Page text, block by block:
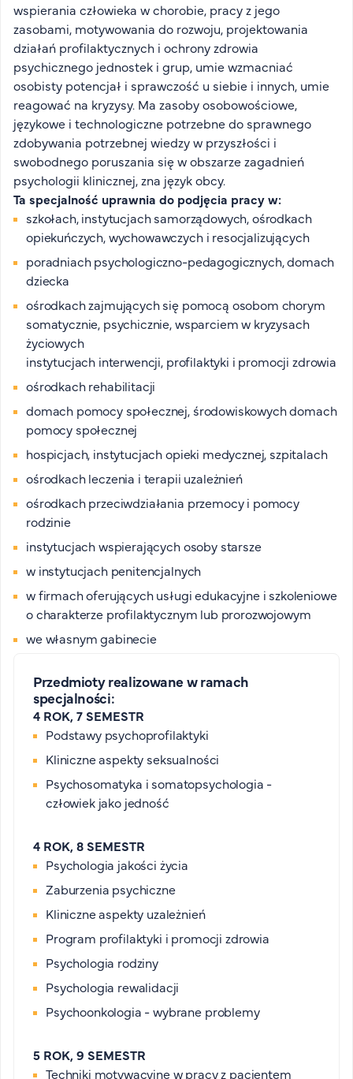
wspierania człowieka w chorobie, pracy z jego
zasobami, motywowania do rozwoju, projektowania
działań profilaktycznych i ochrony zdrowia
psychicznego jednostek i grup, umie wzmacniać
osobisty potencjał i sprawczość u siebie i innych, umie
reagować na kryzysy. Ma zasoby osobowościowe,
językowe i technologiczne potrzebne do sprawnego
zdobywania potrzebnej wiedzy w przyszłości i
swobodnego poruszania się w obszarze zagadnień
psychologii klinicznej, zna język obcy.
Ta specjalność uprawnia do podjęcia pracy w:
szkołach, instytucjach samorządowych, ośrodkach
opiekuńczych, wychowawczych i resocjalizujących
poradniach psychologiczno-pedagogicznych, domach
dziecka
ośrodkach zajmujących się pomocą osobom chorym
somatycznie, psychicznie, wsparciem w kryzysach
życiowych
instytucjach interwencji, profilaktyki i promocji zdrowia
ośrodkach rehabilitacji
domach pomocy społecznej, środowiskowych domach
pomocy społecznej
hospicjach, instytucjach opieki medycznej, szpitalach
ośrodkach leczenia i terapii uzależnień
ośrodkach przeciwdziałania przemocy i pomocy
rodzinie
instytucjach wspierających osoby starsze
w instytucjach penitencjalnych
w firmach oferujących usługi edukacyjne i szkoleniowe
o charakterze profilaktycznym lub prorozwojowym
we własnym gabinecie
Przedmioty realizowane w ramach
specjalności:
4 ROK, 7 SEMESTR
Podstawy psychoprofilaktyki
Kliniczne aspekty seksualności
Psychosomatyka i somatopsychologia -
człowiek jako jedność
4 ROK, 8 SEMESTR
Psychologia jakości życia
Zaburzenia psychiczne
Kliniczne aspekty uzależnień
Program profilaktyki i promocji zdrowia
Psychologia rodziny
Psychologia rewalidacji
Psychoonkologia - wybrane problemy
5 ROK, 9 SEMESTR
Techniki motywacyjne w pracy z pacjentem